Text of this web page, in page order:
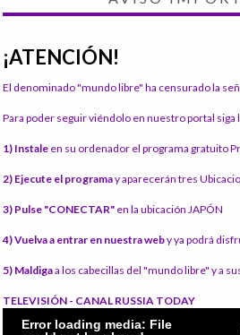
¡ATENCIÓN!
El denominado "mundo libre" ha censurado la
Para poder seguir viéndolo en nuestro portal
1) Instale en su ordenador el programa gratuito
2) Ejecute el programay aparecerán tres
3) Pulse "CONECTAR" en la ubicación JAPÓN
4) Vuelva a entrar en nuestra weby ya podrá
5) Maldigaa los cabecillas del "mundo libre" y a
TELEVISIÓN - CANAL RUSSIA TODAY